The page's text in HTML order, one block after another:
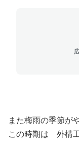
また梅雨の季節が
この時期は 外構